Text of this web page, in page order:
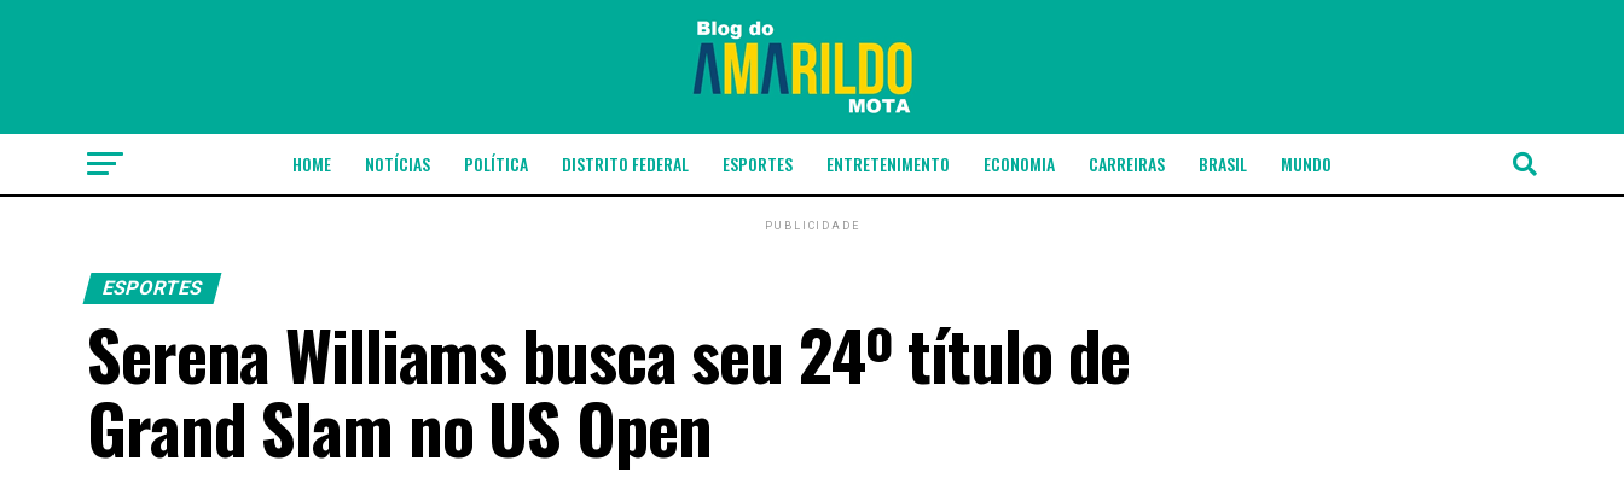
HOME NOTÍCIAS POLÍTICA DISTRITO FEDERAL ESPORTES ENTRETENIMENTO ECONOMIA CARREIRAS BRASIL MUNDO
PUBLICIDADE
ESPORTES
Serena Williams busca seu 24º título de
Grand Slam no US Open